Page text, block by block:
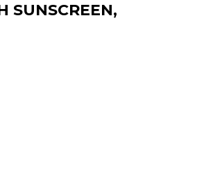
SUNSCREEN,